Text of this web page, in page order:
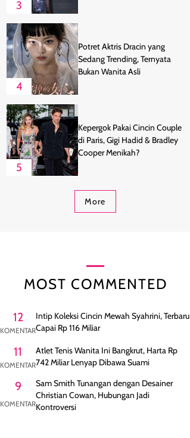
3
4
Potret Aktris Dracin yang
Sedang Trending, Ternyata
Bukan Wanita Asli
5
Kepergok Pakai Cincin Couple
di Paris, Gigi Hadid & Bradley
Cooper Menikah?
More
MOST COMMENTED
12
KOMENTAR
Intip Koleksi Cincin Mewah Syahrini, Terbaru
Capai Rp 116 Miliar
11
KOMENTAR
Atlet Tenis Wanita Ini Bangkrut, Harta Rp
742 Miliar Lenyap Dibawa Suami
9
KOMENTAR
Sam Smith Tunangan dengan Desainer
Christian Cowan, Hubungan Jadi
Kontroversi